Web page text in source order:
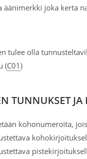
äänimerkki joka kerta
tulee olla
(C01)
TUNNUKSET
kohonumeroita,